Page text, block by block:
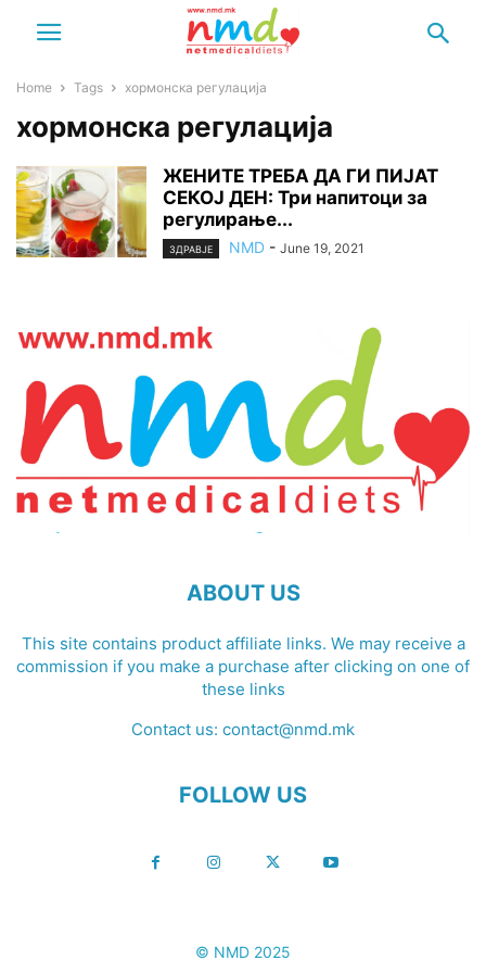
Home Tags хормонска регулација
хормонска регулација
ЖЕНИТЕ ТРЕБА ДА ГИ ПИЈАТ
СЕКОЈ ДЕН: Три напитоци за
регулирање...
ЗДРАВЈЕ NMD - June 19, 2021
ABOUT US
This site contains product affiliate links. We may receive a
commission if you make a purchase after clicking on one of
these links
Contact us: contact@nmd.mk
FOLLOW US
© NMD 2025